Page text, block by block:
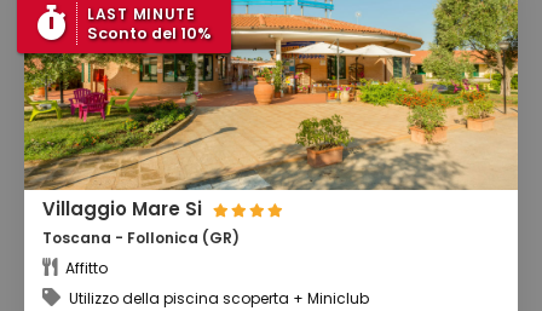
LAST MINUTE
Sconto del 10%
Villaggio Mare Si
Toscana - Follonica (GR)
Affitto
Utilizzo della piscina scoperta + Miniclub